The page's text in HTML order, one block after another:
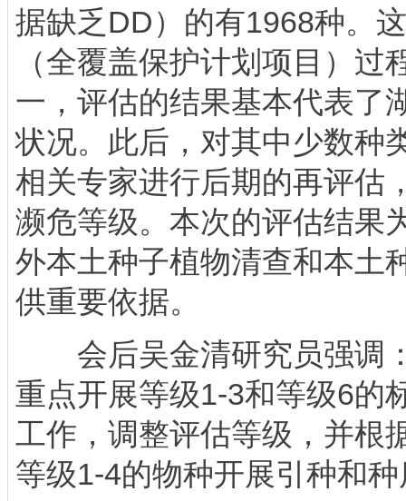
据缺乏DD）的有1968种。
（全覆盖保护计划项目）过
一，评估的结果基本代表了
状况。此后，对其中少数种
相关专家进行后期的再评估
濒危等级。本次的评估结果
外本土种子植物清查和本土
供重要依据。
会后吴金清研究员强调
重点开展等级1-3和等级6的
工作，调整评估等级，并根
等级1-4的物种开展引种和